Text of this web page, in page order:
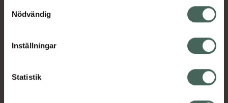
återkalla ditt samtycke via webbplatsens
cookieinställningar. Ett återkallat samtycke påverkar inte
lagligheten av behandling som skett innan återkallelsen.
Nödvändig
Inställningar
Statistik
Kronans Apotek finns här för dig. Du hittar oss från Skåne i
datorn. Oavsett vem du är så är det vårt uppdrag att
hjälpa just dig att må lite bättre. Välkommen att prata